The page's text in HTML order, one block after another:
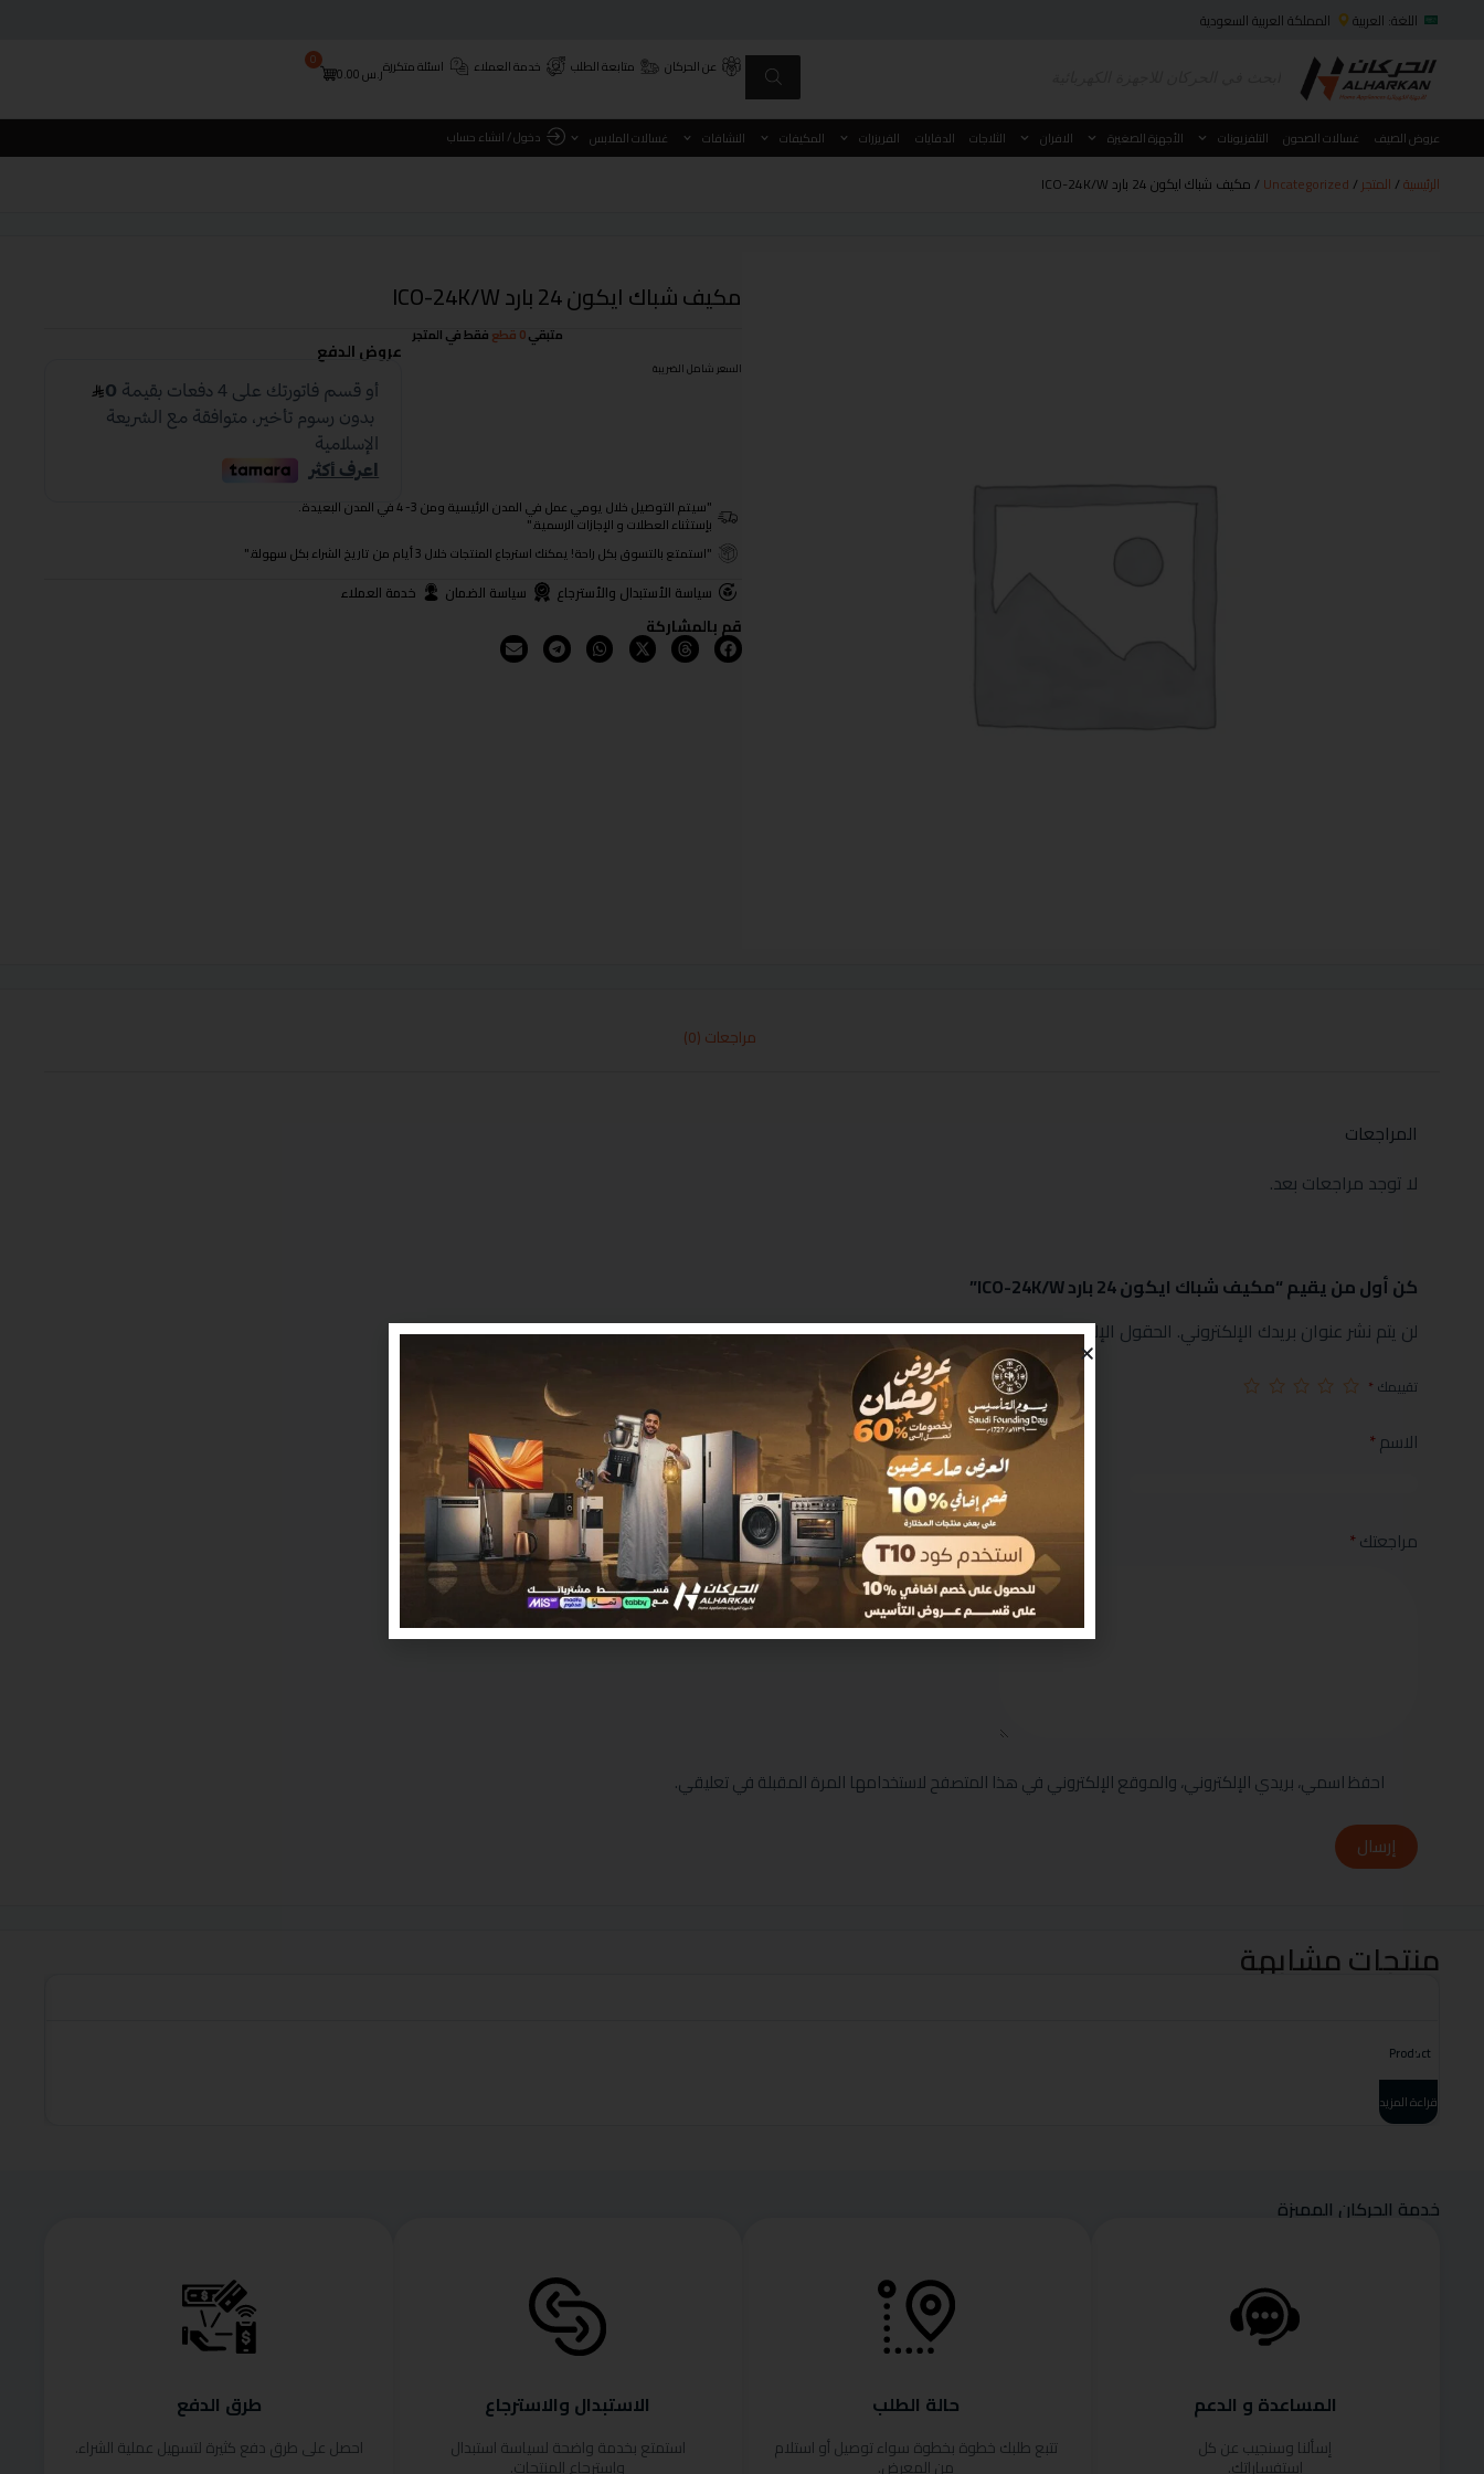
اللغة: العربية المملكة العربية السعودية
عن الحركان متابعة الطلب خدمة العملاء اسئلة متكررةر.س0.00
0
عروض الصيف غسالات الصحون التلفزيونات الأجهزة الصغيرة الافران الثلاجات الدفايات الفريزرات المكيفات النشافات غسالات الملابس دخول / انشاء حساب
الرئيسية/ المتجر /
Uncategorized / مكيف شباك ايكون 24 بارد ICO-24K/W
مكيف شباك ايكون 24 بارد ICO-24K/W
السعر شامل الضريبة
متبقي0 قطع فقط في المتجر
عروض الدفع
"سيتم التوصيل خلال يومي عمل في المدن الرئيسية ومن 3- 4 في المدن البعيدة.
بإستثناء العطلات و الإجازات الرسمية."
"استمتع بالتسوق بكل راحة! يمكنك استرجاع المنتجات خلال 3 أيام من تاريخ الشراء بكل سهولة."
سياسة الأستبدال والأسترجاع سياسة الضمان خدمة العملاء
قم بالمشاركة
مراجعات (0)
المراجعات
لا توجد مراجعات بعد.
كن أول من يقيم “مكيف شباك ايكون 24 بارد ICO-24K/W”
لن يتم نشر عنوان بريدك الإلكتروني. الحقول الإلزامية مشار إليها بـ*
تقييمك *
الاسم* البريد الإلكتروني*
مراجعتك*
احفظ اسمي، بريدي الإلكتروني، والموقع الإلكتروني في هذا المتصفح لاستخدامها المرة المقبلة في تعليقي.
إرسال
منتجات مشابهة
Product
قراءة المزيد
خدمة الحركان المميزة
المساعدة و الدعم
إسألنا وسنجيب عن كل
استفساراتك.
حالة الطلب
تتبع طلبك خطوة بخطوة سواء توصيل أو استلام
من المعرض.
الاستبدال والاسترجاع
استمتع بخدمة واضحة لسياسة استبدال
واسترجاع المنتجات.
طرق الدفع
احصل على طرق دفع كثيرة لتسهيل عملية الشراء.